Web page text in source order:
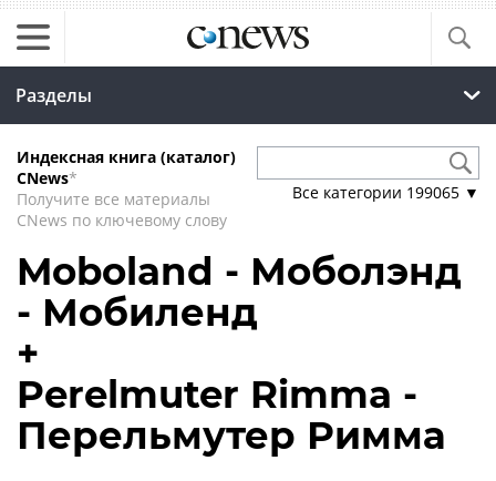
Разделы
Индексная книга (каталог)
CNews*
Получите все материалы
CNews по ключевому слову
Все категории 199065 ▼
Moboland - Моболэнд
- Мобиленд
+
Perelmuter Rimma -
Перельмутер Римма